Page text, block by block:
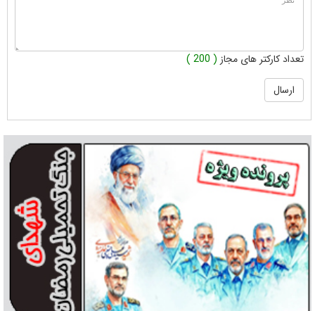
تعداد کارکتر های مجاز ( 200 )